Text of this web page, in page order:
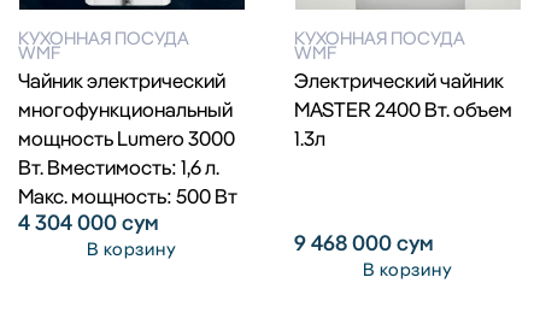
КУХОННАЯ ПОСУДА
WMF
Чайник электрический
многофункциональный
мощность Lumero 3000
Вт. Вместимость: 1,6 л.
Макс. мощность: 500 Вт
4 304 000сум
В корзину
КУХОННАЯ ПОСУДА
WMF
Электрический чайник
MASTER 2400 Вт. объем
1.3л
9 468 000сум
В корзину